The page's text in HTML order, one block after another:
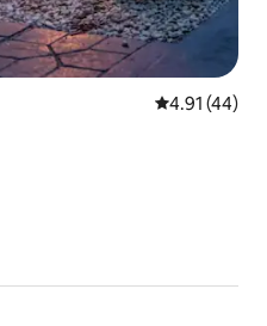
平均评分
4.91 (44)